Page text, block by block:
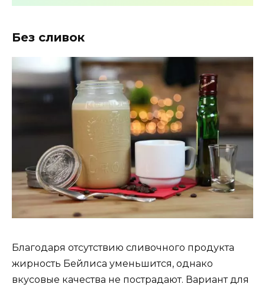
Без сливок
Благодаря отсутствию сливочного продукта
жирность Бейлиса уменьшится, однако
вкусовые качества не пострадают. Вариант для